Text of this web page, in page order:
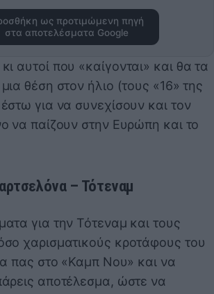
ως προτιμώμενη πηγή
στα αποτελέσματα Google
αυτοί που «καίγονται» και θα τα
θέση στον ήλιο (τους «16» της
για να συνεχίσουν και τον
να παίζουν στην Ευρώπη και το
– Τότεναμ
για την Τότεναμ και τους
χαρισματικούς κροτάφους του
πας στο «Καμπ Νου» και να
αποτέλεσμα, ώστε να